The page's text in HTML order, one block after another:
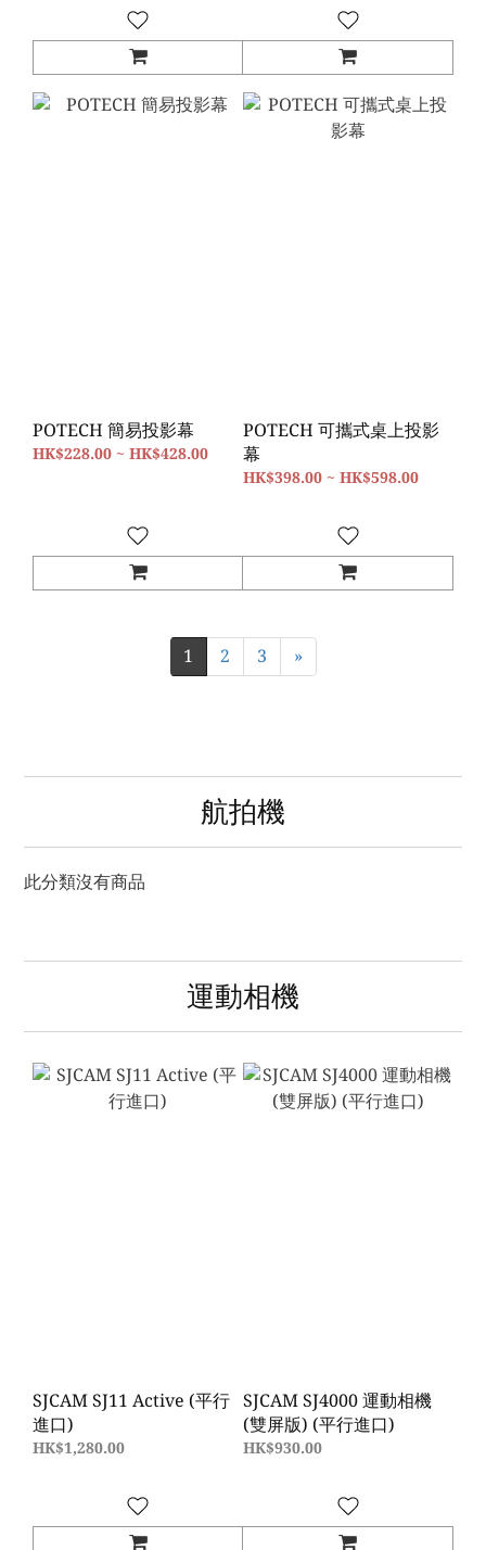
POTECH 簡易投影幕
HK$228.00 ~ HK$428.00
POTECH 可攜式桌上投影
幕
HK$398.00 ~ HK$598.00
1 2 3 »
航拍機
此分類沒有商品
運動相機
SJCAM SJ11 Active (平行
進口)
HK$1,280.00
SJCAM SJ4000 運動相機
(雙屏版) (平行進口)
HK$930.00